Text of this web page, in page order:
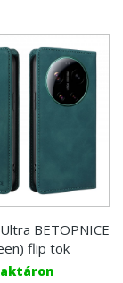
BETOPNICE
flip tok